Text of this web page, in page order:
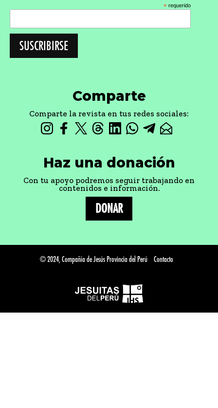
* requerido
Comparte
Comparte la revista en tus redes sociales:
Haz una donación
Con tu apoyo podremos seguir trabajando en
contenidos e información.
DONAR
© 2024, Compañía de Jesús Provincia del Perú Contacto